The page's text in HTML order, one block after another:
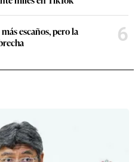
escaños, pero la
6